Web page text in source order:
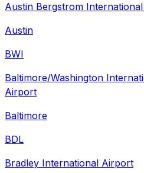
Austin Bergstrom
Austin
BWI
Baltimore/Washington
Airport
Baltimore
BDL
Bradley International Airport